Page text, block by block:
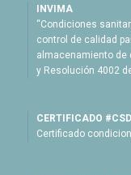
INVIMA
“Condiciones
control de calidad
almacenamiento de
y Resolución 4002
CERTIFICADO
Certificado